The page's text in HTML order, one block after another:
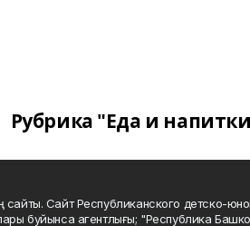
Рубрика "Еда и
Сайт Республиканского детско-
буйынса агентлығы; "Республика